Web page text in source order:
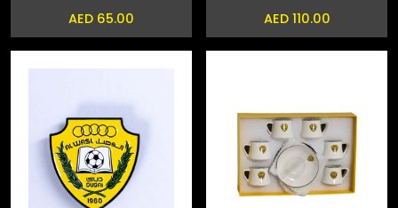
AED 110.00
AED 65.00